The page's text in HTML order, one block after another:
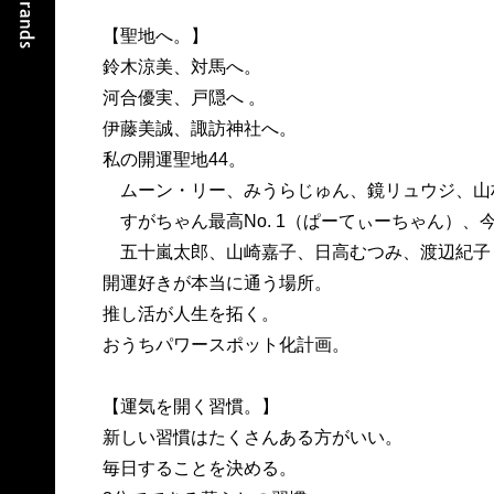
【聖地へ。】
鈴木涼美、対馬へ。
河合優実、戸隠へ 。
伊藤美誠、諏訪神社へ。
私の開運聖地44。
ムーン・リー、みうらじゅん、鏡リュウジ、山
すがちゃん最高No. 1（ぱーてぃーちゃん）、今
五十嵐太郎、山崎嘉子、日高むつみ、渡辺紀子
開運好きが本当に通う場所。
推し活が人生を拓く。
おうちパワースポット化計画。
【運気を開く習慣。】
新しい習慣はたくさんある方がいい。
毎日することを決める。